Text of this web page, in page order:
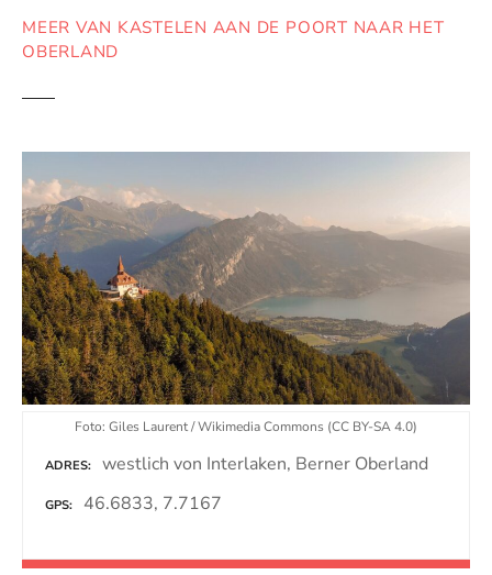
MEER VAN KASTELEN AAN DE POORT NAAR HET
OBERLAND
Foto: Giles Laurent / Wikimedia Commons (CC BY-SA 4.0)
ADRES westlich von Interlaken, Berner Oberland
GPS 46.6833, 7.7167